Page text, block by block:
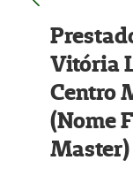
Vitória
Centro
(Nome
Master)